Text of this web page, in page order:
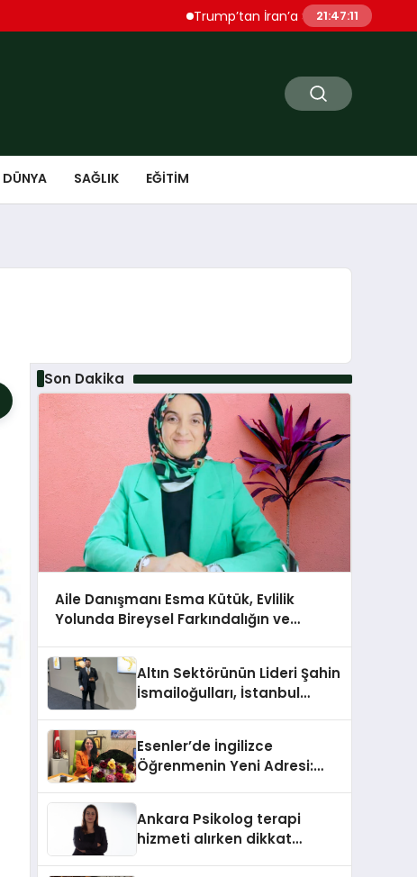
Trump’tan İran’a Sert Uyarı “Çok Ağır
21:47:12
DÜNYA SAĞLIK EĞITIM
Son Dakika
Aile Danışmanı Esma Kütük, Evlilik
Yolunda Bireysel Farkındalığın ve
Altın Sektörünün Lideri Şahin
İsmailoğulları, İstanbul
Esenler’de İngilizce
Öğrenmenin Yeni Adresi:
Ankara Psikolog terapi
hizmeti alırken dikkat